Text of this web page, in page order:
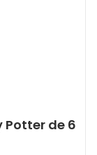
Potter de 6